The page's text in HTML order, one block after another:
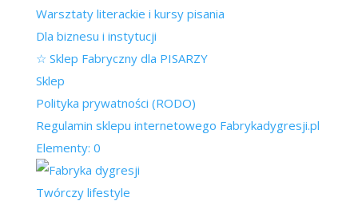
Warsztaty literackie i kursy pisania
Dla biznesu i instytucji
☆ Sklep Fabryczny dla PISARZY
Sklep
Polityka prywatności (RODO)
Regulamin sklepu internetowego Fabrykadygresji.pl
Elementy: 0
Twórczy lifestyle